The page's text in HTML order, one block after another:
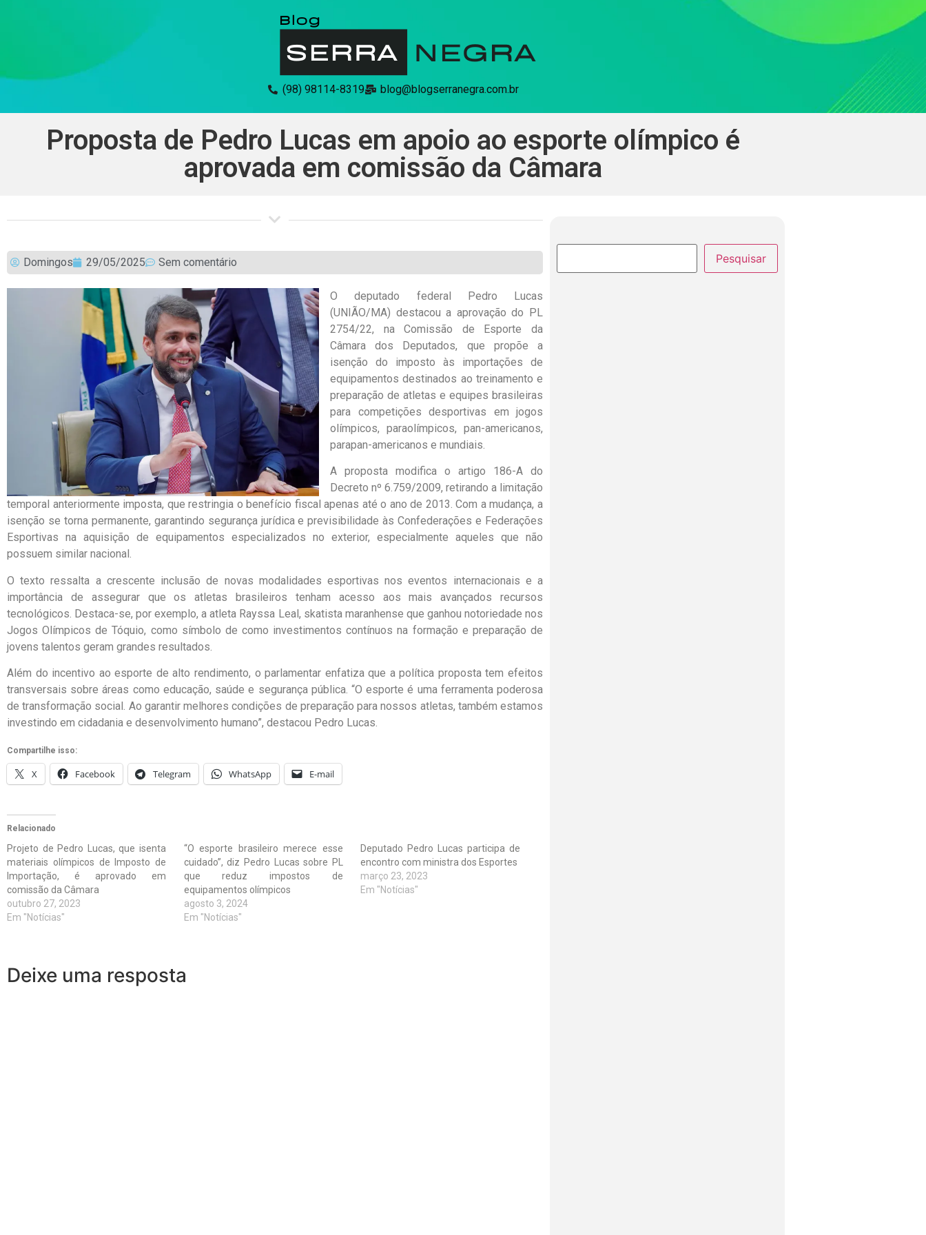
(98) 98114-8319 blog@blogserranegra.com.br
Proposta de Pedro Lucas em apoio ao esporte olímpico é
aprovada em comissão da Câmara
Domingos 29/05/2025 Sem comentário
O deputado federal Pedro Lucas
(UNIÃO/MA) destacou a aprovação do PL
2754/22, na Comissão de Esporte da
Câmara dos Deputados, que propõe a
isenção do imposto às importações de
equipamentos destinados ao treinamento e
preparação de atletas e equipes brasileiras
para competições desportivas em jogos
olímpicos, paraolímpicos, pan-americanos,
parapan-americanos e mundiais.
A proposta modifica o artigo 186-A do
Decreto nº 6.759/2009, retirando a limitação
temporal anteriormente imposta, que restringia o benefício fiscal apenas até o ano de 2013. Com a mudança, a
isenção se torna permanente, garantindo segurança jurídica e previsibilidade às Confederações e Federações
Esportivas na aquisição de equipamentos especializados no exterior, especialmente aqueles que não
possuem similar nacional.
O texto ressalta a crescente inclusão de novas modalidades esportivas nos eventos internacionais e a
importância de assegurar que os atletas brasileiros tenham acesso aos mais avançados recursos
tecnológicos. Destaca-se, por exemplo, a atleta Rayssa Leal, skatista maranhense que ganhou notoriedade nos
Jogos Olímpicos de Tóquio, como símbolo de como investimentos contínuos na formação e preparação de
jovens talentos geram grandes resultados.
Além do incentivo ao esporte de alto rendimento, o parlamentar enfatiza que a política proposta tem efeitos
transversais sobre áreas como educação, saúde e segurança pública. “O esporte é uma ferramenta poderosa
de transformação social. Ao garantir melhores condições de preparação para nossos atletas, também estamos
investindo em cidadania e desenvolvimento humano”, destacou Pedro Lucas.
Compartilhe isso:
X Facebook Telegram WhatsApp E-mail
Relacionado
Projeto de Pedro Lucas, que isenta
materiais olímpicos de Imposto de
Importação, é aprovado em
comissão da Câmara
outubro 27, 2023
Em "Notícias"
“O esporte brasileiro merece esse
cuidado”, diz Pedro Lucas sobre PL
que reduz impostos de
equipamentos olímpicos
agosto 3, 2024
Em "Notícias"
Deputado Pedro Lucas participa de
encontro com ministra dos Esportes
março 23, 2023
Em "Notícias"
Deixe uma resposta
Pesquisar